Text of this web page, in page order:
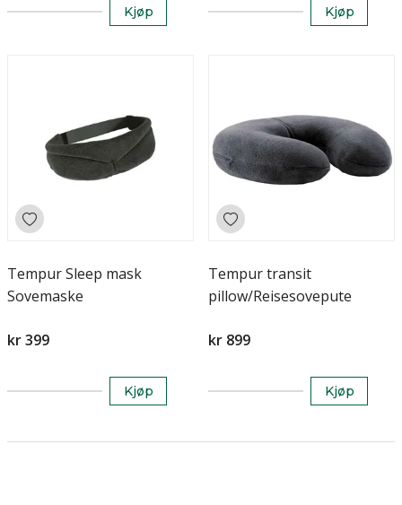
Kjøp Kjøp
Tempur Sleep mask
Sovemaske
kr 399
Kjøp
Tempur transit
pillow/Reisesovepute
kr 899
Kjøp